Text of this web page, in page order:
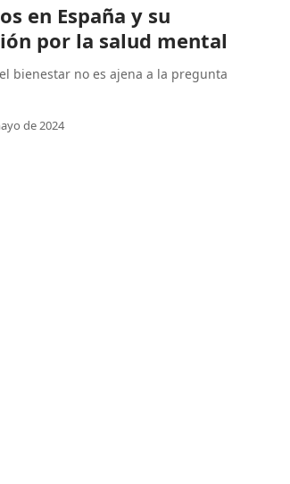
en España y su
por la salud mental
bienestar no es ajena a la pregunta
de 2024